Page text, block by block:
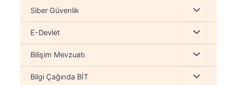
Siber Güvenlik Menu
düğmesi
E-Devlet Menu
düğmesi
Bilişim Mevzuatı Menu
düğmesi
Bilgi Çağında BİT Menu